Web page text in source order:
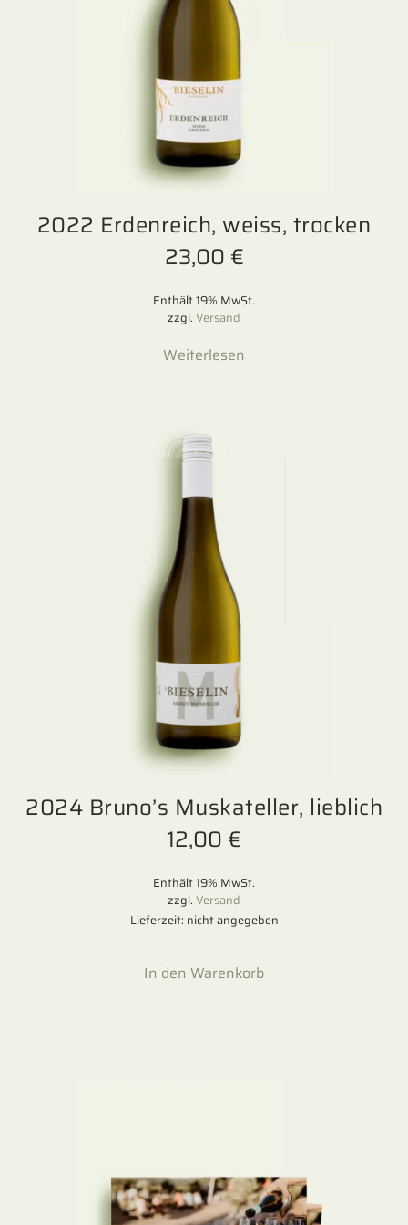
2022 Erdenreich, weiss, trocken
23,00 €
Enthält 19% MwSt.
zzgl.Versand
Weiterlesen
2024 Bruno’s Muskateller, lieblich
12,00 €
Enthält 19% MwSt.
zzgl.Versand
Lieferzeit: nicht angegeben
In den Warenkorb